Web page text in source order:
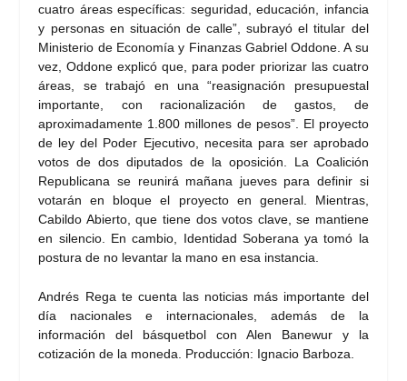
cuatro áreas específicas: seguridad, educación, infancia
y personas en situación de calle”, subrayó el titular del
Ministerio de Economía y Finanzas Gabriel Oddone. A su
vez, Oddone explicó que, para poder priorizar las cuatro
áreas, se trabajó en una “reasignación presupuestal
importante, con racionalización de gastos, de
aproximadamente 1.800 millones de pesos”. El proyecto
de ley del Poder Ejecutivo, necesita para ser aprobado
votos de dos diputados de la oposición. La Coalición
Republicana se reunirá mañana jueves para definir si
votarán en bloque el proyecto en general. Mientras,
Cabildo Abierto, que tiene dos votos clave, se mantiene
en silencio. En cambio, Identidad Soberana ya tomó la
postura de no levantar la mano en esa instancia.
Andrés Rega te cuenta las noticias más importante del
día nacionales e internacionales, además de la
información del básquetbol con Alen Banewur y la
cotización de la moneda. Producción: Ignacio Barboza.